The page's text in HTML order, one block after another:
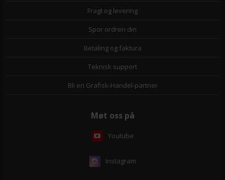
Fragt og levering
Spor ordren din
Betaling og faktura
Teknisk support
Bli en Grafisk-Handel-partner
Møt oss på
Youtube
Instagram